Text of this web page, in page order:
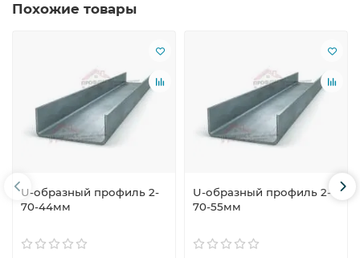
Похожие товары
U-образный профиль 2-
70-44мм
U-образный профиль 2-
70-55мм